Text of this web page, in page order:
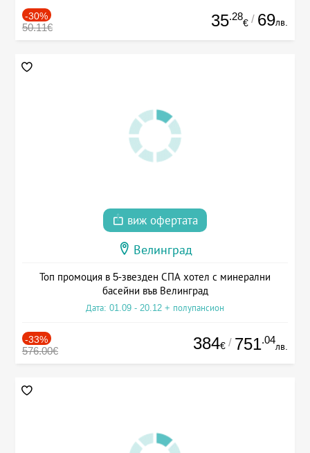
-30%
50.11€ 35.28
€ / 69лв.
виж офертата
Велинград
Топ промоция в 5-звезден СПА хотел с минерални
басейни във Велинград
Дата: 01.09 - 20.12 + полупансион
-33%
576.00€ 384€ / 751.04
лв.